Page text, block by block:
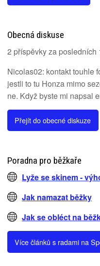
Obecná diskuse
2 příspěvky za posledních
Nicolas02: kontakt touhle
jestli to tu Honza mimo
ne. Když byste mi napsal
Přejít do obecné diskuze
Poradna pro běžkaře
Lyže se skinem -
Jak namazat běžky
Jak se obléct na
Více článků s radami na